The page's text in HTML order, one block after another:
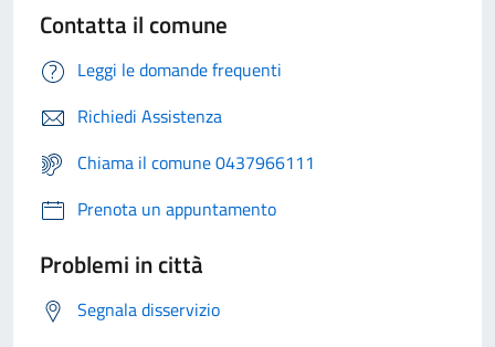
Contatta il comune
Leggi le domande frequenti
Richiedi Assistenza
Chiama il comune 0437966111
Prenota un appuntamento
Problemi in città
Segnala disservizio